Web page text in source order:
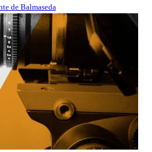
de Balmaseda